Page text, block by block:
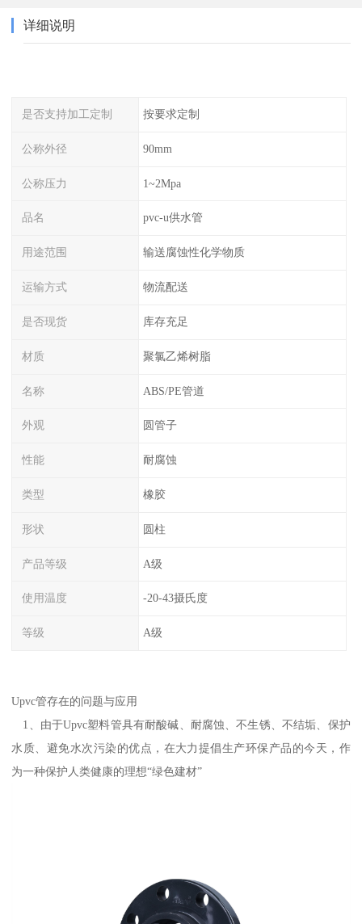
详细说明
是否支持加工定制 按要求定制
公称外径 90mm
公称压力 1~2Mpa
品名 pvc-u供水管
用途范围 输送腐蚀性化学物质
运输方式 物流配送
是否现货 库存充足
材质 聚氯乙烯树脂
名称 ABS/PE管道
外观 圆管子
性能 耐腐蚀
类型 橡胶
形状 圆柱
产品等级 A级
使用温度 -20-43摄氏度
等级 A级
Upvc管存在的问题与应用
1、由于Upvc塑料管具有耐酸碱、耐腐蚀、不生锈、不结垢、保护
水质、避免水次污染的优点，在大力提倡生产环保产品的今天，作
为一种保护人类健康的理想“绿色建材”